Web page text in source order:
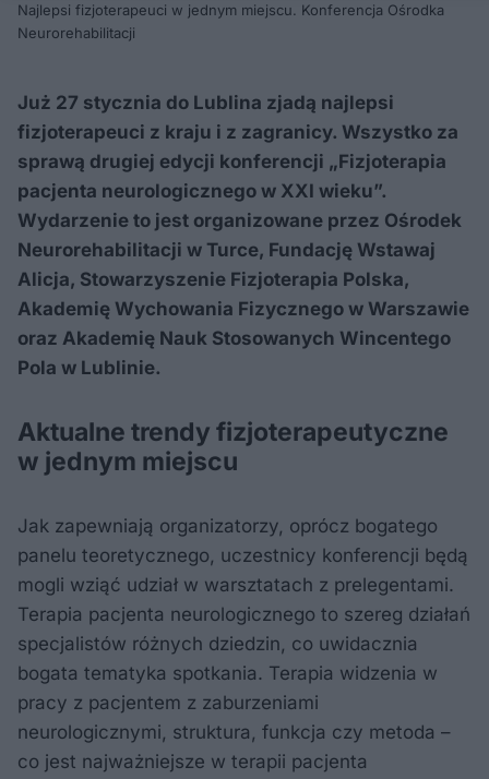
Najlepsi fizjoterapeuci w jednym miejscu. Konferencja Ośrodka
Neurorehabilitacji
Już 27 stycznia do Lublina zjadą najlepsi
fizjoterapeuci z kraju i z zagranicy. Wszystko za
sprawą drugiej edycji konferencji „Fizjoterapia
pacjenta neurologicznego w XXI wieku”.
Wydarzenie to jest organizowane przez Ośrodek
Neurorehabilitacji w Turce, Fundację Wstawaj
Alicja, Stowarzyszenie Fizjoterapia Polska,
Akademię Wychowania Fizycznego w Warszawie
oraz Akademię Nauk Stosowanych Wincentego
Pola w Lublinie.
Aktualne trendy fizjoterapeutyczne
w jednym miejscu
Jak zapewniają organizatorzy, oprócz bogatego
panelu teoretycznego, uczestnicy konferencji będą
mogli wziąć udział w warsztatach z prelegentami.
Terapia pacjenta neurologicznego to szereg działań
specjalistów różnych dziedzin, co uwidacznia
bogata tematyka spotkania. Terapia widzenia w
pracy z pacjentem z zaburzeniami
neurologicznymi, struktura, funkcja czy metoda –
co jest najważniejsze w terapii pacjenta